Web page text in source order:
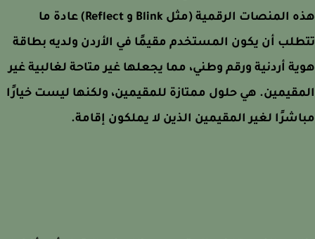
هذه المنصات الرقمية (مثل Blink و Reflect) عادة ما
أن يكون المستخدم مقيمًا في الأردن ولديه بطاقة
أردنية ورقم وطني، مما يجعلها غير متاحة لغالبية غير
هي حلول ممتازة للمقيمين، ولكنها ليست خيارًا
لغير المقيمين الذين لا يملكون إقامة.